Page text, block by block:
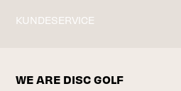
KUNDESERVICE
WE ARE DISC GOLF